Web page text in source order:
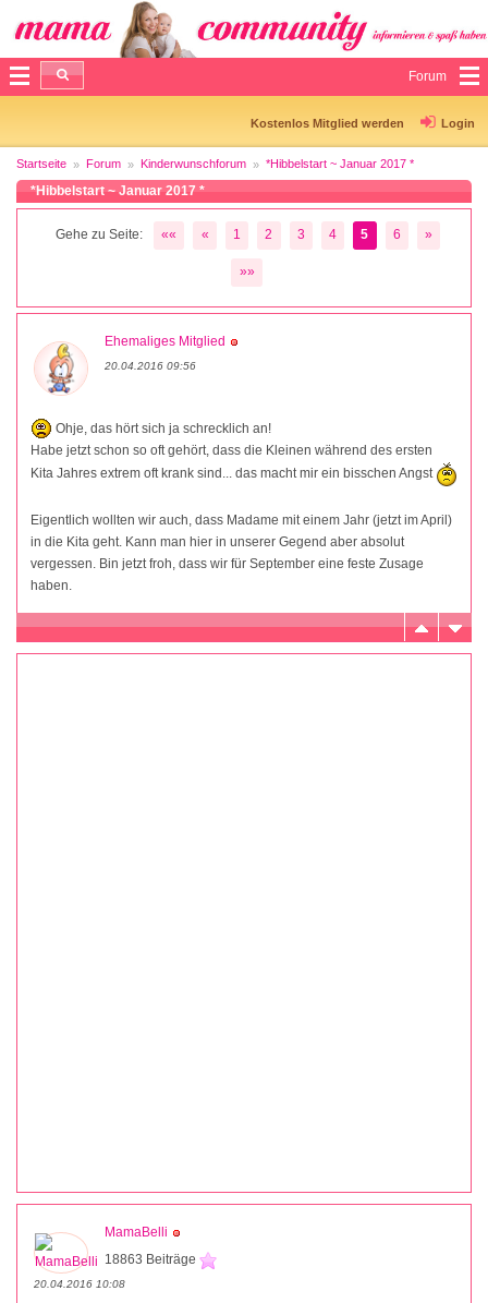
Forum
Kostenlos Mitglied werden Login
Startseite Forum Kinderwunschforum *Hibbelstart ~ Januar 2017 *
*Hibbelstart ~ Januar 2017 *
Gehe zu Seite: «« « 1 2 3 4 5 6 »
»»
Ehemaliges Mitglied
20.04.2016 09:56
Ohje, das hört sich ja schrecklich an!
Habe jetzt schon so oft gehört, dass die Kleinen während des ersten
Kita Jahres extrem oft krank sind... das macht mir ein bisschen Angst
Eigentlich wollten wir auch, dass Madame mit einem Jahr (jetzt im April)
in die Kita geht. Kann man hier in unserer Gegend aber absolut
vergessen. Bin jetzt froh, dass wir für September eine feste Zusage
haben.
MamaBelli
18863 Beiträge
20.04.2016 10:08